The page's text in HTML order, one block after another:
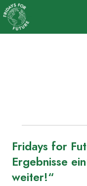
Fridays
Deutschland
Fridays for
Ergebnisse
weiter!“